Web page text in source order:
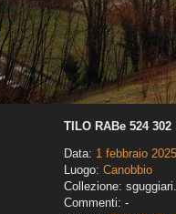
TILO RABe 524 302
Data: 1 febbraio 2025
Luogo: Canobbio
Collezione:
Commenti: -